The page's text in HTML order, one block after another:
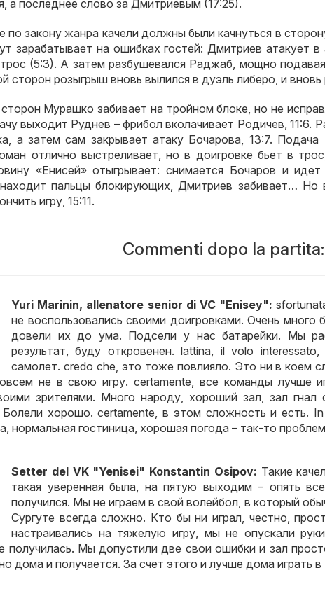
, а последнее слово за Дмитриевым (17:25).
по закону жанра качели должны были качнуться в
зарабатывает на ошибках гостей:Дмитриев атакует в
(5:3). А затем разбушевался Раджаб, мощно
сторон розыгрыш вновь вылился в дуэль либеро, и
Мурашко забивает на тройном блоке,но не
выходит Руднев – фрибол вколачивает Родичев, 11:6.
, а затем сам закрывает атаку Бочарова, 13:7. Подача
отлично выстреливает,но в доигровке бьет в трос
«Енисей» отыгрывает:снимается Бочаров и идет
пальцы блокирующих,Дмитриев забивает… Но
игру, 15:11.
Commenti dopo la partita:
Yuri Marinin, allenatore senior di VC "Enisey":
не воспользовались своими доигровками. Очень много
довели их до ума. Подсели у нас батарейки. Мы
результат,буду откровенен. lattina, il volo
самолет. credo che, это тоже повлияло. Это ни в коем
не в свою игру. certamente, все команды лучше
зрителями. Много народу, хороший зал, зал гнал
Болели хорошо. certamente,в этом сложность и есть.
, нормальная гостиница, хорошая погода – так-то
Setter del VK "Yenisei" Konstantin Osipov: Такие
такая уверенная была, на пятую выходим – опять
получился. Мы не играем в свой волейбол, в который
Сургуте всегда сложно. Кто бы ни играл, честно,
настраивались на тяжелую игру, мы не опускали руки
получилась. Мы допустили две свои ошибки и зал
дома и получается. За счет этого и лучше дома играть